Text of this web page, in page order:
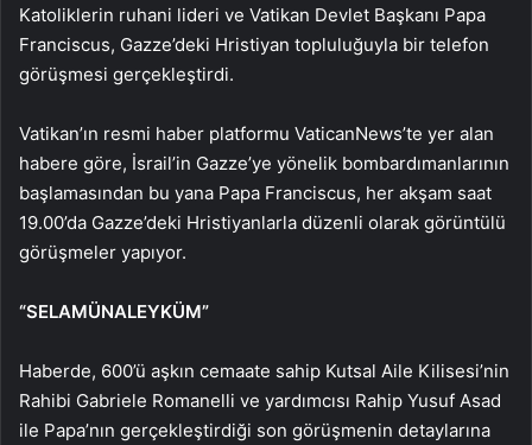
Katoliklerin ruhani lideri ve Vatikan Devlet Başkanı Papa
Franciscus, Gazze’deki Hristiyan topluluğuyla bir telefon
görüşmesi gerçekleştirdi.
Vatikan’ın resmi haber platformu VaticanNews’te yer alan
habere göre, İsrail’in Gazze’ye yönelik bombardımanlarının
başlamasından bu yana Papa Franciscus, her akşam saat
19.00’da Gazze’deki Hristiyanlarla düzenli olarak görüntülü
görüşmeler yapıyor.
“SELAMÜNALEYKÜM”
Haberde, 600’ü aşkın cemaate sahip Kutsal Aile Kilisesi’nin
Rahibi Gabriele Romanelli ve yardımcısı Rahip Yusuf Asad
ile Papa’nın gerçekleştirdiği son görüşmenin detaylarına